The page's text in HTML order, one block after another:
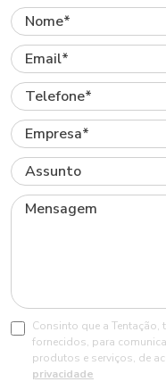
Consinto que a
fornecidos, para
produtos e serviços, de
privacidade